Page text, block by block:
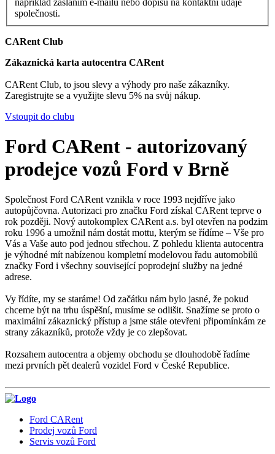
společnosti.
CARent Club
Zákaznická karta autocentra CARent
CARent Club, to jsou slevy a výhody pro naše zákazníky.
Zaregistrujte se a využijte slevu 5% na svůj nákup.
Vstoupit do clubu
Ford CARent - autorizovaný
prodejce vozů Ford v Brně
Společnost Ford CARent vznikla v roce 1993 nejdříve jako
autopůjčovna. Autorizaci pro značku Ford získal CARent teprve o
rok později. Nový autokomplex CARent a.s. byl otevřen na podzim
roku 1996 a umožnil nám dostát mottu, kterým se řídíme – Vše pro
Vás a Vaše auto pod jednou střechou. Z pohledu klienta autocentra
je výhodné mít nabízenou kompletní modelovou řadu automobilů
značky Ford i všechny související poprodejní služby na jedné
adrese.
Vy řídíte, my se staráme! Od začátku nám bylo jasné, že pokud
chceme být na trhu úspěšní, musíme se odlišit. Snažíme se proto o
maximální zákaznický přístup a jsme stále otevřeni připomínkám ze
strany zákazníků, protože vždy je co zlepšovat.
Rozsahem autocentra a objemy obchodu se dlouhodobě řadíme
mezi prvních pět dealerů vozidel Ford v České Republice.
Ford CARent
Prodej vozů Ford
Servis vozů Ford